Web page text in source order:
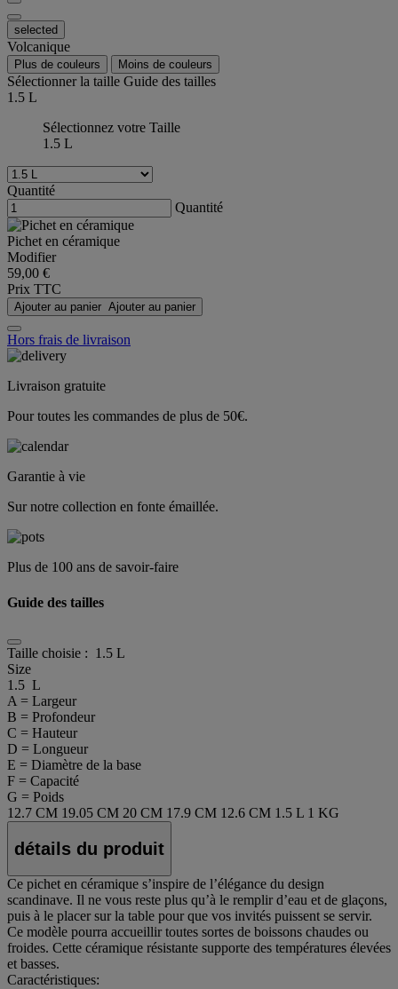
selected
Volcanique
Plus de couleurs Moins de couleurs
Sélectionner la taille Guide des tailles
1.5 L
Sélectionnez votre Taille
1.5 L
Quantité
Quantité
Pichet en céramique
Modifier
59,00 €
Prix TTC
Ajouter au panier Ajouter au panier
Hors frais de livraison
Livraison gratuite
Pour toutes les commandes de plus de 50€.
Garantie à vie
Sur notre collection en fonte émaillée.
Plus de 100 ans de savoir-faire
Guide des tailles
Taille choisie : 1.5 L
Size
1.5 L
A = Largeur
B = Profondeur
C = Hauteur
D = Longueur
E = Diamètre de la base
F = Capacité
G = Poids
12.7 CM 19.05 CM 20 CM 17.9 CM 12.6 CM 1.5 L 1 KG
détails du produit
Ce pichet en céramique s’inspire de l’élégance du design
scandinave. Il ne vous reste plus qu’à le remplir d’eau et de glaçons,
puis à le placer sur la table pour que vos invités puissent se servir.
Ce modèle pourra accueillir toutes sortes de boissons chaudes ou
froides. Cette céramique résistante supporte des températures élevées
et basses.
Caractéristiques: